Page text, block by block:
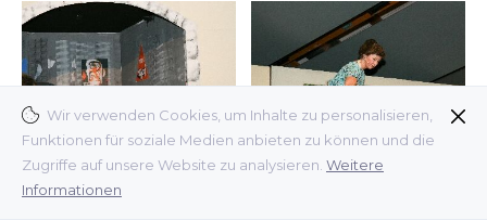
Wir verwenden Cookies, um Inhalte zu personalisieren,
Funktionen für soziale Medien anbieten zu können und die
Zugriffe auf unsere Website zu analysieren. Weitere
Informationen